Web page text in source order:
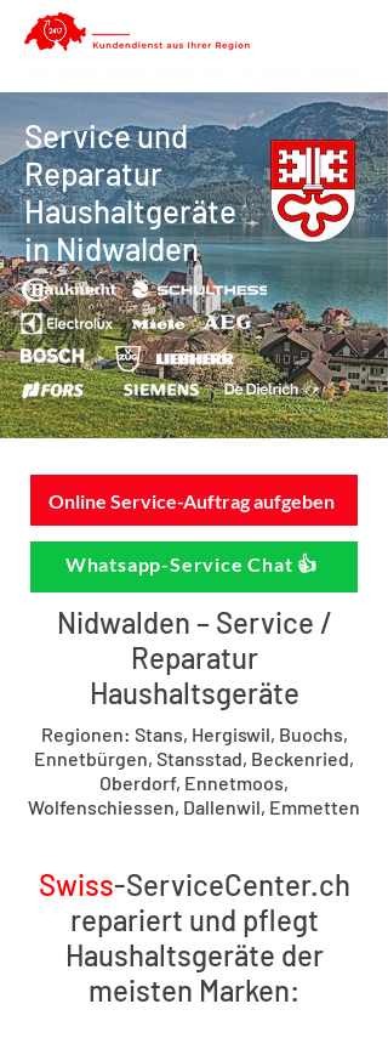
Service und
Reparatur
Haushaltgeräte
in Nidwalden
Online Service-Auftrag aufgeben
Whatsapp-Service Chat 👍
Nidwalden – Service /
Reparatur
Haushaltsgeräte
Regionen: Stans, Hergiswil, Buochs,
Ennetbürgen, Stansstad, Beckenried,
Oberdorf, Ennetmoos,
Wolfenschiessen, Dallenwil, Emmetten
Swiss-ServiceCenter.ch
repariert und pflegt
Haushaltsgeräte der
meisten Marken: